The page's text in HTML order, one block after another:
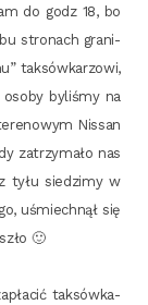
do godz 18, bo
stro­nach gra­ni­
tak­sów­ka­rzo­wi,
byli­śmy na
Nis­san
zatrzy­ma­ło nas
tyłu sie­dzi­my w
uśmiech­nął się
🙂
tak­sów­ka­